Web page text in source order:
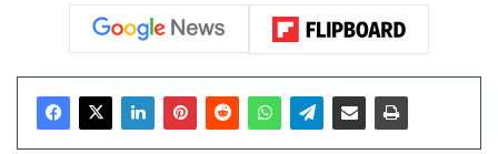
Articles similaires
20 octobre 2025